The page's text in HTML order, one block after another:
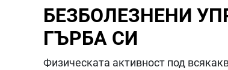
БЕЗБОЛЕЗНЕНИ
ГЪРБА СИ
Физическата активност под